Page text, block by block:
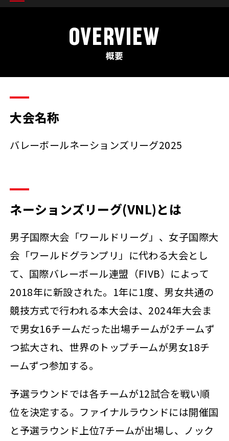
OVERVIEW
概要
大会名称
バレーボールネーションズリーグ2025
ネーションズリーグ(VNL)とは
男子国際大会「ワールドリーグ」、女子国際大
会「ワールドグランプリ」に代わる大会とし
て、国際バレーボール連盟（FIVB）によって
2018年に新設された。1年に1度、男女共通の
競技方式で行われる本大会は、2024年大会ま
で男女16チームだった出場チームが2チームず
つ拡大され、世界のトップチームが男女18チ
ームずつ参加する。
予選ラウンドでは各チームが12試合を戦い順
位を決定する。ファイナルラウンドには開催国
と予選ラウンド上位7チームが出場し、ノック